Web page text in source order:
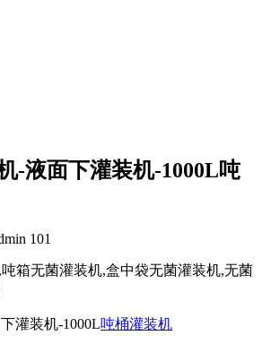
-液面下灌装机-1000L吨
101
灌装机-1000L吨桶灌装机